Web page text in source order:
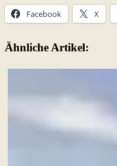
Facebook X
Ähnliche Artikel: